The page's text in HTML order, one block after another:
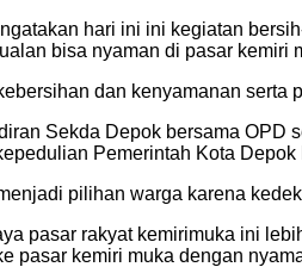
hari ini ini kegiatan
bisa nyaman di pasar kemiri
dan kenyamanan
Sekda Depok bersama OPD
Pemerintah Kota
pilihan warga karena
pasar rakyat kemirimuka ini
pasar kemiri muka dengan